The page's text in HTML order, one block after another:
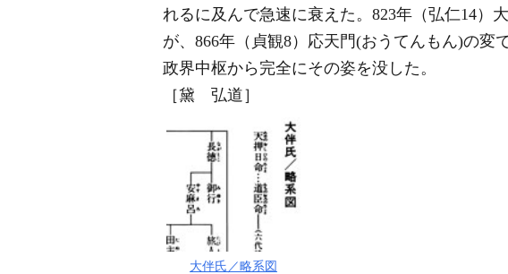
れるに及んで急速に衰えた。823年（弘仁14）
が、866年（貞観8）応天門(おうてんもん)の
政界中枢から完全にその姿を没した。
［黛 弘道］
大伴氏／略系図